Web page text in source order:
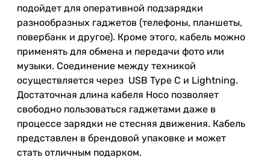
подойдет для оперативной подзарядки
разнообразных гаджетов (телефоны, планшеты,
повербанк и другое). Кроме этого, кабель можно
применять для обмена и передачи фото или
музыки. Соединение между техникой
осуществляется через USB Type C и Lightning.
Достаточная длина кабеля Hoco позволяет
свободно пользоваться гаджетами даже в
процессе зарядки не стесняя движения. Кабель
представлен в брендовой упаковке и может
стать отличным подарком.